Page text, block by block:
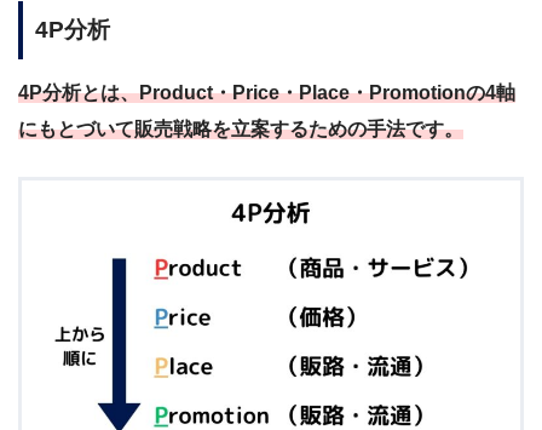
4P分析
4P分析とは、Product・Price・Place・Promotionの4軸
にもとづいて販売戦略を立案するための手法です。